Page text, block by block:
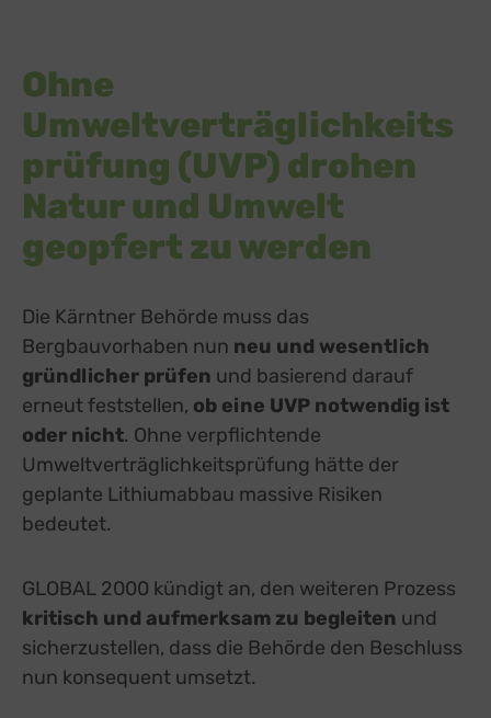
Ohne
Umweltverträglichkeits
prüfung (UVP) drohen
Natur und Umwelt
geopfert zu werden
Die Kärntner Behörde muss das
Bergbauvorhaben nun neu und wesentlich
gründlicher prüfen und basierend darauf
erneut feststellen, ob eine UVP notwendig ist
oder nicht. Ohne verpflichtende
Umweltverträglichkeitsprüfung hätte der
geplante Lithiumabbau massive Risiken
bedeutet.
GLOBAL 2000 kündigt an, den weiteren Prozess
kritisch und aufmerksam zu begleiten und
sicherzustellen, dass die Behörde den Beschluss
nun konsequent umsetzt.